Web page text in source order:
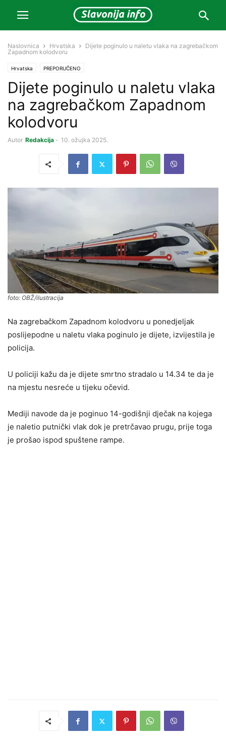
Naslovnica Hrvatska
Dijete poginulo u naletu vlaka na zagrebačkom
Zapadnom kolodvoru
Hrvatska PREPORUČENO
Dijete poginulo u naletu vlaka
na zagrebačkom Zapadnom
kolodvoru
Autor Redakcija - 10. ožujka 2025.
foto: OBŽ/ilustracija
Na zagrebačkom Zapadnom kolodvoru u ponedjeljak
poslijepodne u naletu vlaka poginulo je dijete, izvijestila je
policija.
U policiji kažu da je dijete smrtno stradalo u 14.34 te da je
na mjestu nesreće u tijeku očevid.
Mediji navode da je poginuo 14-godišnji dječak na kojega
je naletio putnički vlak dok je pretrčavao prugu, prije toga
je prošao ispod spuštene rampe.